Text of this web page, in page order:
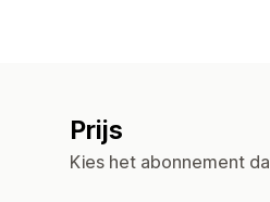
Prijs
Kies het abonnement